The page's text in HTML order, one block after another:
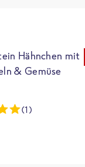
Hähnchen mit
& Gemüse
(1)